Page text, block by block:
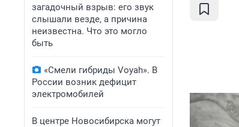
загадочный взрыв: его звук
слышали везде, а причина
неизвестна. Что это могло
быть
«Смели гибриды Voyah». В
России возник дефицит
электромобилей
В центре Новосибирска могут